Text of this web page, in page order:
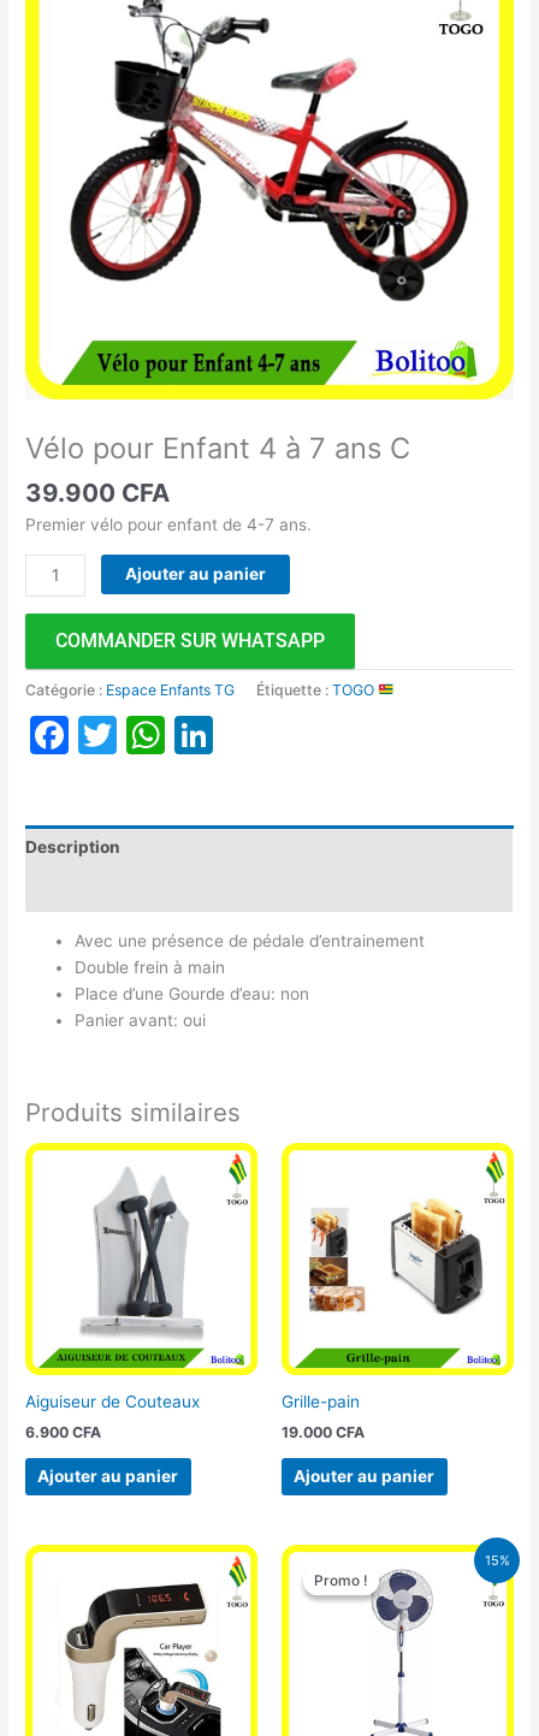
Vélo pour Enfant 4 à 7 ans C
39.900 CFA
Premier vélo pour enfant de 4-7 ans.
Ajouter au panier
COMMANDER SUR WHATSAPP
Catégorie : Espace Enfants TG Étiquette :TOGO
Facebook
TwitterWhatsApp
Description
Avec une présence de pédale d’entrainement
Double frein à main
Place d’une Gourde d’eau: non
Panier avant: oui
Produits similaires
Aiguiseur de Couteaux
6.900CFA
Ajouter au panier
Grille-pain
19.000 CFA
Ajouter au panier
15%
Promo !
Promo !
Le
prix
initial
était :
10.000 CFA.
Le